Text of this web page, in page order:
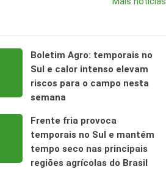
Boletim Agro: temporais no
Sul e calor intenso elevam
riscos para o campo nesta
semana
Frente fria provoca
temporais no Sul e mantém
tempo seco nas principais
regiões agrícolas do Brasil